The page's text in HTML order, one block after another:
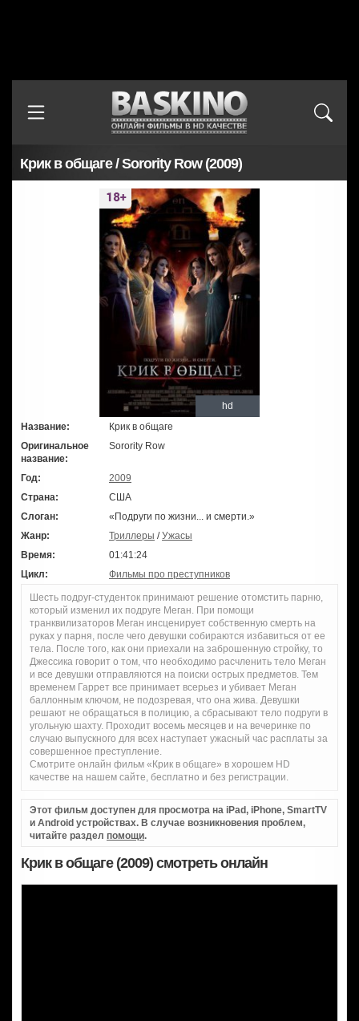
Крик в общаге / Sorority Row (2009)
hd
Название:
Крик в общаге
Оригинальное
название:
Sorority Row
Год:
2009
Страна:
США
Слоган:
«Подруги по жизни... и смерти.»
Жанр:
Триллеры /Ужасы
Время:
01:41:24
Цикл:
Фильмы про преступников
Шесть подруг-студенток принимают решение отомстить парню,
который изменил их подруге Меган. При помощи
транквилизаторов Меган инсценирует собственную смерть на
руках у парня, после чего девушки собираются избавиться от ее
тела. После того, как они приехали на заброшенную стройку, то
Джессика говорит о том, что необходимо расчленить тело Меган
и все девушки отправляются на поиски острых предметов. Тем
временем Гаррет все принимает всерьез и убивает Меган
баллонным ключом, не подозревая, что она жива. Девушки
решают не обращаться в полицию, а сбрасывают тело подруги в
угольную шахту. Проходит восемь месяцев и на вечеринке по
случаю выпускного для всех наступает ужасный час расплаты за
совершенное преступление.
Смотрите онлайн фильм «Крик в общаге» в хорошем HD
качестве на нашем сайте, бесплатно и без регистрации.
Этот фильм доступен для просмотра на iPad, iPhone, SmartTV
и Android устройствах. В случае возникновения проблем,
читайте раздел помощи.
Крик в общаге (2009) смотреть онлайн